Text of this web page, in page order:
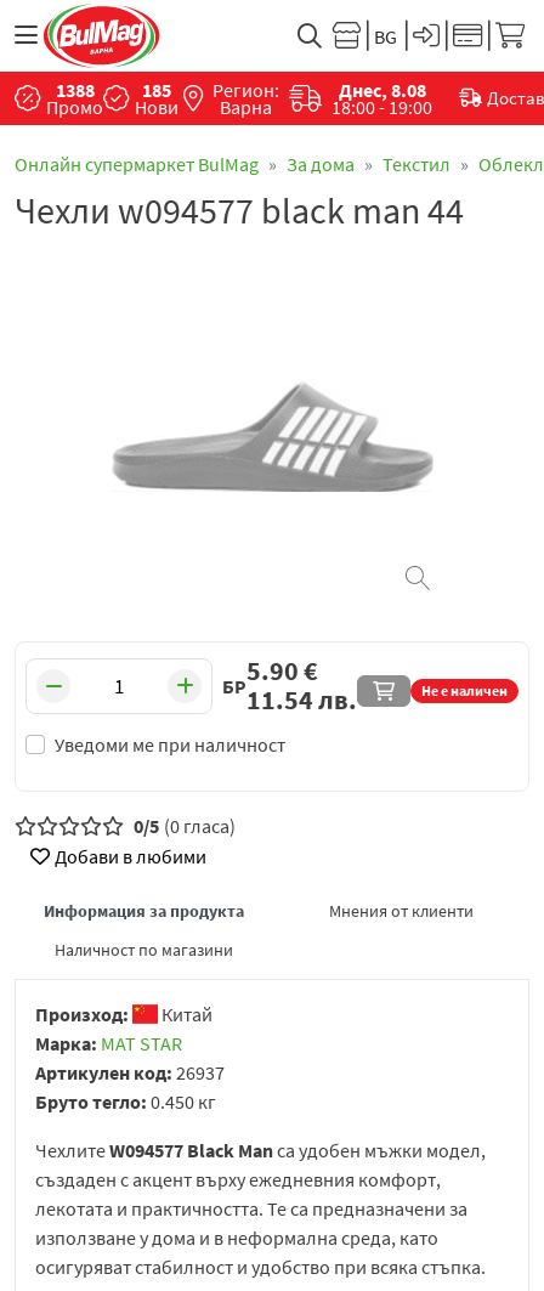
1388
Промо
185
Нови
Регион:
Варна
Днес, 8.08
18:00 - 19:00
Онлайн супермаркет BulMag За дома Текстил
Чехли w094577 black man 44
БР Не е наличен
Уведоми ме при наличност
5.90€
11.54лв.
0/5 (0 гласа)
Добави в любими
Информация за продукта
Мнения от клиенти
Наличност по магазини
Произход:
Китай
Марка: MAT STAR
Артикулен код: 26937
Бруто тегло: 0.450 кг
ЧехлитеW094577 Black Manса удобен мъжки модел,
създаден с акцент върху ежедневния комфорт,
лекотата и практичността. Те са предназначени за
използване у дома и в неформална среда, като
осигуряват стабилност и удобство при всяка стъпка.